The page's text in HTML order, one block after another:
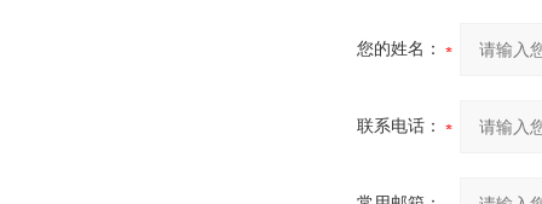
您的姓名：
联系电话：